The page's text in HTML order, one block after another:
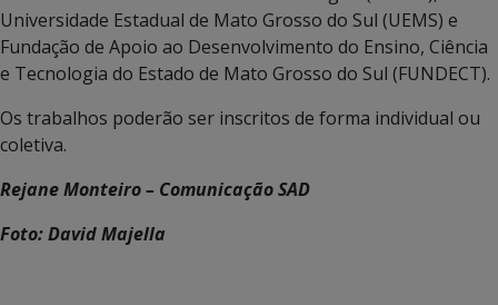
Universidade Estadual de Mato Grosso do Sul (UEMS) e
Fundação de Apoio ao Desenvolvimento do Ensino, Ciência
e Tecnologia do Estado de Mato Grosso do Sul (FUNDECT).
Os trabalhos poderão ser inscritos de forma individual ou
coletiva.
Rejane Monteiro – Comunicação SAD
Foto: David Majella